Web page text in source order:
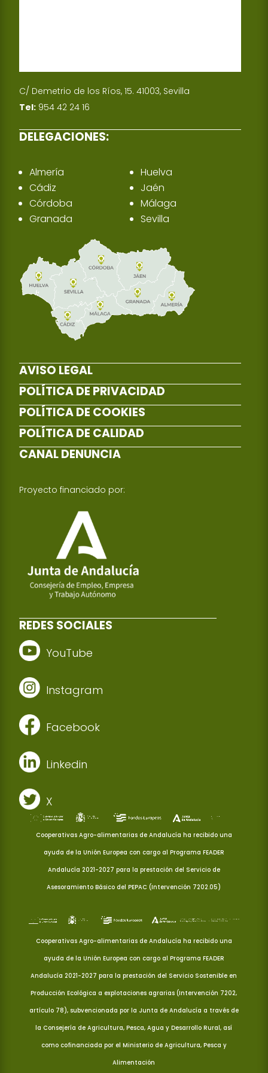
C/ Demetrio de los Ríos, 15. 41003, Sevilla
Tel: 954 42 24 16
DELEGACIONES:
Almería
Cádiz
Córdoba
Granada
Huelva
Jaén
Málaga
Sevilla
AVISO LEGAL
POLÍTICA DE PRIVACIDAD
POLÍTICA DE COOKIES
POLÍTICA DE CALIDAD
CANAL DENUNCIA
Proyecto financiado por:
REDES SOCIALES
YouTube
Instagram
Facebook
Linkedin
X
Cooperativas Agro-alimentarias de Andalucía ha recibido una
ayuda de la Unión Europea con cargo al Programa FEADER
Andalucía 2021-2027 para la prestación del Servicio de
Asesoramiento Básico del PEPAC (Intervención 7202.05)
Cooperativas Agro-alimentarias de Andalucía ha recibido una
ayuda de la Unión Europea con cargo al Programa FEADER
Andalucía 2021-2027 para la prestación del Servicio Sostenible en
Producción Ecológica a explotaciones agrarias (Intervención 7202,
artículo 78), subvencionada por la Junta de Andalucía a través de
la Consejería de Agricultura, Pesca, Agua y Desarrollo Rural, así
como cofinanciada por el Ministerio de Agricultura, Pesca y
Alimentación